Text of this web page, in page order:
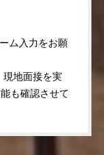
ム入力をお願
地面接を実
も確認させて